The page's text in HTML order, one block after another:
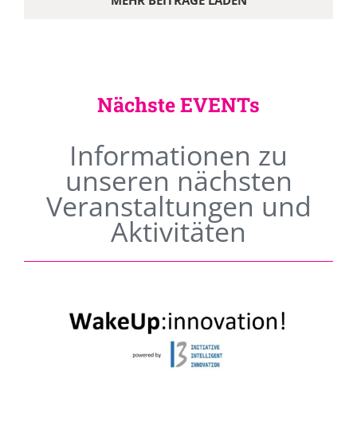
Nächste EVENTs
Informationen zu
unseren nächsten
Veranstaltungen und
Aktivitäten